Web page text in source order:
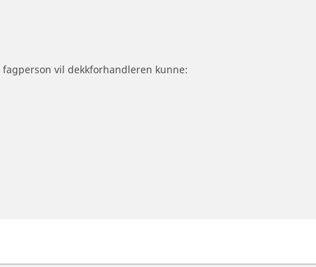
vil dekkforhandleren kunne: